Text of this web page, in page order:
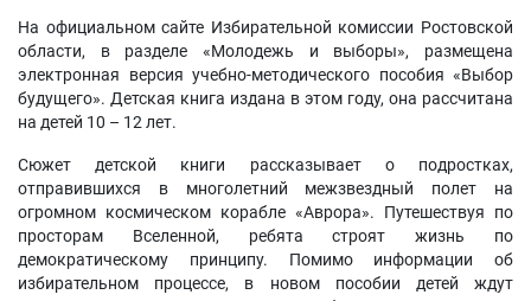
На официальном сайте Избирательной комиссии Ростовской
области, в разделе «Молодежь и выборы», размещена
электронная версия учебно-методического пособия «Выбор
будущего». Детская книга издана в этом году, она рассчитана
на детей 10 – 12 лет.
Сюжет детской книги рассказывает о подростках,
отправившихся в многолетний межзвездный полет на
огромном космическом корабле «Аврора». Путешествуя по
просторам Вселенной, ребята строят жизнь по
демократическому принципу. Помимо информации об
избирательном процессе, в новом пособии детей ждут